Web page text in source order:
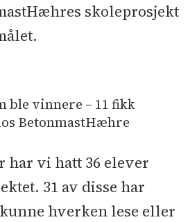
skoleprosjekt
ble vinnere – 11 fikk
BetonmastHæhre
har vi hatt 36 elever
31 av disse har
hverken lese eller